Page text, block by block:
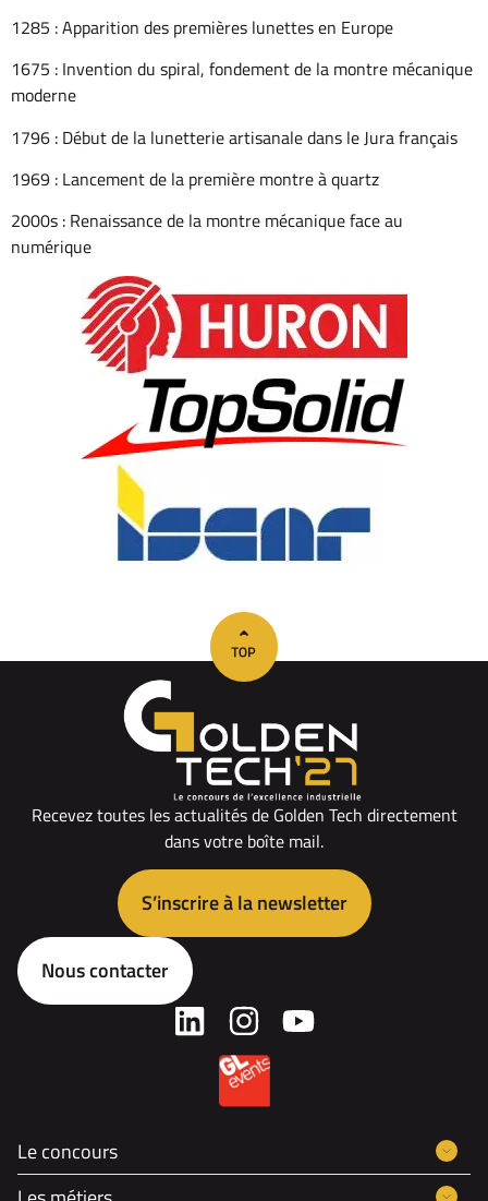
1285 : Apparition des premières lunettes en Europe
1675 : Invention du spiral, fondement de la montre mécanique
moderne
1796 : Début de la lunetterie artisanale dans le Jura français
1969 : Lancement de la première montre à quartz
2000s : Renaissance de la montre mécanique face au
numérique
Recevez toutes les actualités de Golden Tech directement
dans votre boîte mail.
S’inscrire à la newsletter
Nous contacter
Le concours